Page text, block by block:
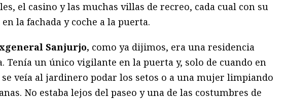
el casino y las muchas villas de recreo, cada cual con su
la fachada y coche a la puerta.
Sanjurjo, como ya dijimos, era una residencia
Tenía un único vigilante en la puerta y, solo de cuando en
se veía al jardinero podar los setos o a una mujer limpiando
No estaba lejos del paseo y una de las costumbres de